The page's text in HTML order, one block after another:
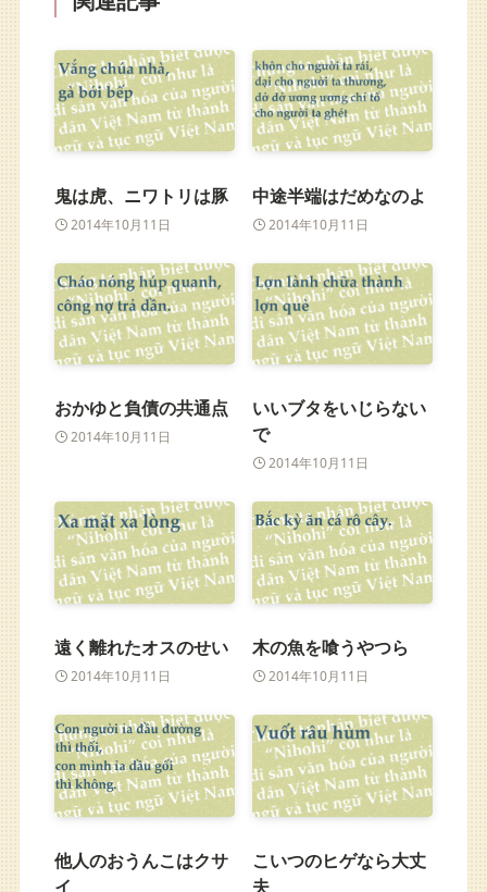
鬼は虎、ニワトリは豚
2014年10月11日
中途半端はだめなのよ
2014年10月11日
おかゆと負債の共通点
2014年10月11日
いいブタをいじらない
で
2014年10月11日
遠く離れたオスのせい
2014年10月11日
木の魚を喰うやつら
2014年10月11日
他人のおうんこはクサ
イ
こいつのヒゲなら大丈
夫